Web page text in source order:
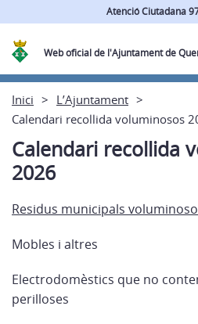
Atenció Ciutadana
Web oficial de l'Ajuntament de
Inici
L’Ajuntament
Calendari recollida voluminosos
Calendari recollida
2026
Residus municipals
Mobles i altres
Electrodomèstics que no
perilloses